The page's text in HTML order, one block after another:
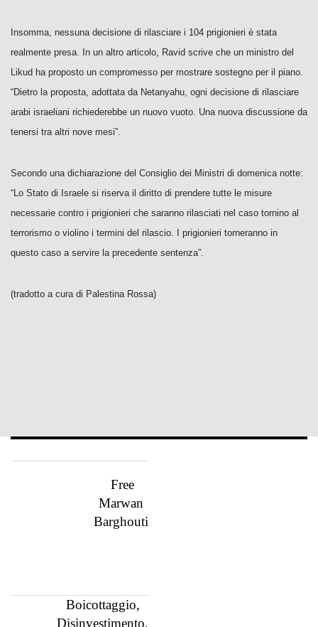
Insomma, nessuna decisione di rilasciare i 104 prigionieri è stata
realmente presa. In un altro articolo, Ravid scrive che un ministro del
Likud ha proposto un compromesso per mostrare sostegno per il piano.
“Dietro la proposta, adottata da Netanyahu, ogni decisione di rilasciare
arabi israeliani richiederebbe un nuovo vuoto. Una nuova discussione da
tenersi tra altri nove mesi”.
Secondo una dichiarazione del Consiglio dei Ministri di domenica notte:
“Lo Stato di Israele si riserva il diritto di prendere tutte le misure
necessarie contro i prigionieri che saranno rilasciati nel caso tornino al
terrorismo o violino i termini del rilascio. I prigionieri torneranno in
questo caso a servire la precedente sentenza”.
(tradotto a cura di Palestina Rossa)
Free
Marwan
Barghouti
Boicottaggio,
Disinvestimento,